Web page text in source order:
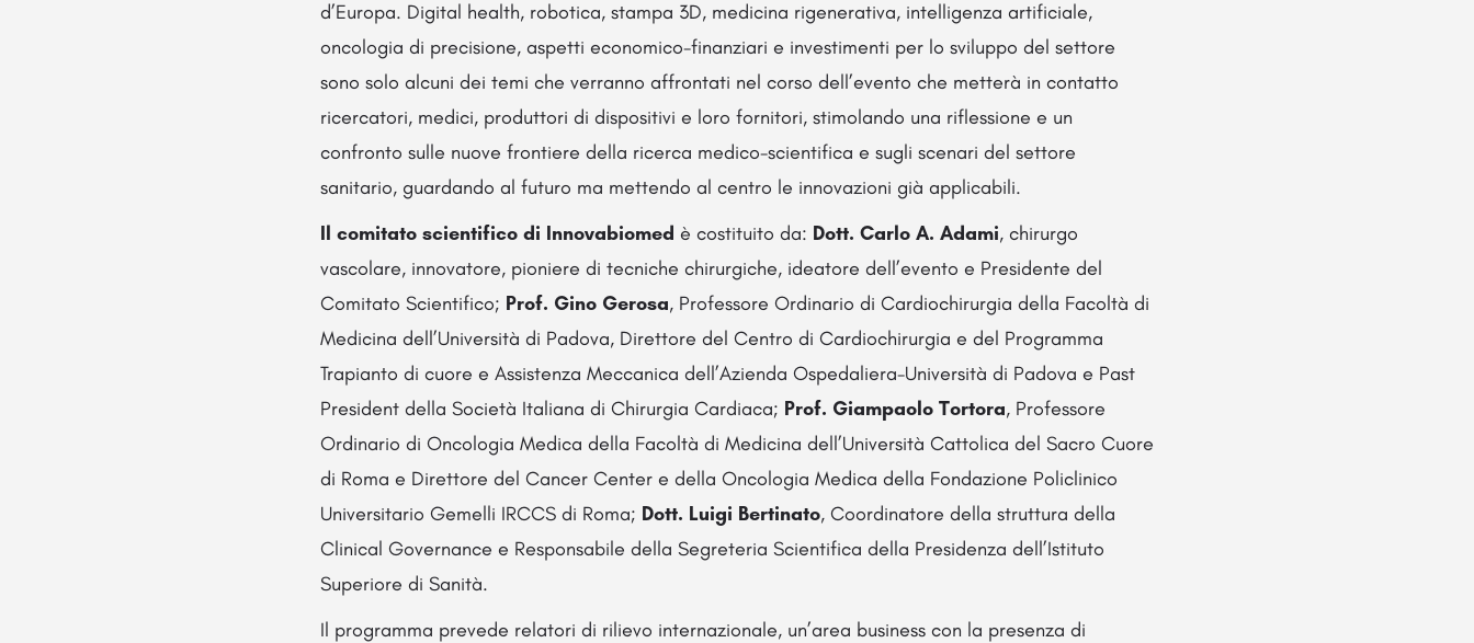
d’Europa. Digital health, robotica, stampa 3D, medicina rigenerativa, intelligenza artificiale,
oncologia di precisione, aspetti economico-finanziari e investimenti per lo sviluppo del settore
sono solo alcuni dei temi che verranno affrontati nel corso dell’evento che metterà in contatto
ricercatori, medici, produttori di dispositivi e loro fornitori, stimolando una riflessione e un
confronto sulle nuove frontiere della ricerca medico-scientifica e sugli scenari del settore
sanitario, guardando al futuro ma mettendo al centro le innovazioni già applicabili.
Il comitato scientifico di Innovabiomed è costituito da: Dott. Carlo A. Adami, chirurgo
vascolare, innovatore, pioniere di tecniche chirurgiche, ideatore dell’evento e Presidente del
Comitato Scientifico; Prof. Gino Gerosa, Professore Ordinario di Cardiochirurgia della Facoltà di
Medicina dell’Università di Padova, Direttore del Centro di Cardiochirurgia e del Programma
Trapianto di cuore e Assistenza Meccanica dell’Azienda Ospedaliera-Università di Padova e Past
President della Società Italiana di Chirurgia Cardiaca; Prof. Giampaolo Tortora, Professore
Ordinario di Oncologia Medica della Facoltà di Medicina dell’Università Cattolica del Sacro Cuore
di Roma e Direttore del Cancer Center e della Oncologia Medica della Fondazione Policlinico
Universitario Gemelli IRCCS di Roma; Dott. Luigi Bertinato, Coordinatore della struttura della
Clinical Governance e Responsabile della Segreteria Scientifica della Presidenza dell’Istituto
Superiore di Sanità.
Il programma prevede relatori di rilievo internazionale, un’area business con la presenza di